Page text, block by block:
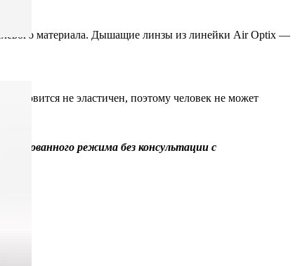
материала. Дышащие линзы из линейки Air Optix —
не эластичен, поэтому человек не может
режима без консультации с